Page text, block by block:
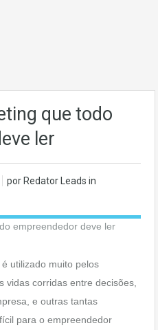
que todo
ler
por Redator Leads in
utilizado muito pelos
vidas corridas entre decisões,
e outras tantas
para o empreendedor